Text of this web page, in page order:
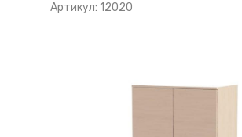
Артикул: 12020